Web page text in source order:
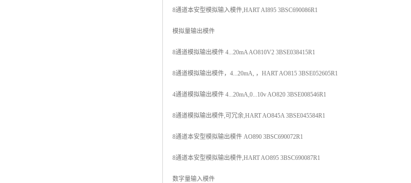
8通道本安型模拟输入模件,HART AI895 3BSC690086R1
模拟量输出模件
8通道模拟输出模件 4...20mA AO810V2 3BSE038415R1
8通道模拟输出模件，4...20mA, ，HART AO815 3BSE052605R1
4通道模拟输出模件 4...20mA,0...10v AO820 3BSE008546R1
8通道模拟输出模件,可冗余,HART AO845A 3BSE045584R1
8通道本安型模拟输出模件 AO890 3BSC690072R1
8通道本安型模拟输出模件,HART AO895 3BSC690087R1
数字量输入模件